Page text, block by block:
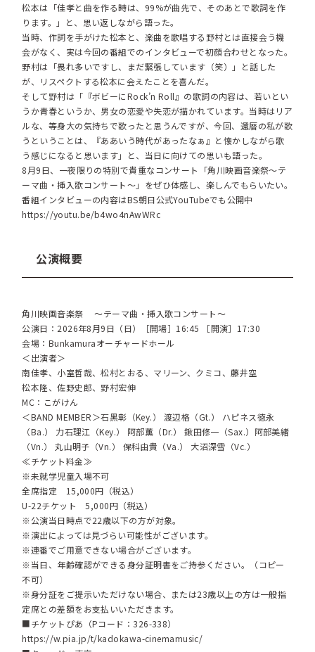
松本は「佳孝と曲を作る時は、99%が曲先で、そのあとで歌詞を作
ります。」と、思い返しながら語った。
当時、作詞を手がけた松本と、楽曲を歌唱する野村とは直接会う機
会がなく、実は今回の番組でのインタビューで初顔合わせとなった。
野村は「畏れ多いですし、まだ緊張しています（笑）」と話した
が、リスペクトする松本に会えたことを喜んだ。
そして野村は「『ボビーにRock’n Roll』の歌詞の内容は、若いとい
うか青春というか、男女の恋愛や失恋が描かれています。当時はリア
ルな、等身大の気持ちで歌ったと思うんですが、今回、還暦の私が歌
うということは、『ああいう時代があったなぁ』と懐かしながら歌
う感じになると思います」と、当日に向けての思いも語った。
8月9日、一夜限りの特別で貴重なコンサート「角川映画音楽祭〜テ
ーマ曲・挿入歌コンサート〜」をぜひ体感し、楽しんでもらいたい。
番組インタビューの内容はBS朝日公式YouTubeでも公開中
https://youtu.be/b4wo4nAwWRc
公演概要
角川映画音楽祭 ～テーマ曲・挿入歌コンサート～
公演日：2026年8月9日（日）［開場］16:45 ［開演］17:30
会場：Bunkamuraオーチャードホール
＜出演者＞
南佳孝、小室哲哉、松村とおる、マリーン、クミコ、藤井空
松本隆、佐野史郎、野村宏伸
MC：こがけん
＜BAND MEMBER＞⽯⿊彰（Key.） 渡辺格（Gt.） ハピネス徳永
（Ba.） ⼒⽯理江（Key.） 阿部薫（Dr.） 鍬⽥修⼀（Sax.）阿部美緒
（Vn.） 丸⼭明⼦（Vn.） 保科由貴（Va.） ⼤沼深雪（Vc.）
≪チケット料金≫
※未就学児童入場不可
全席指定 15,000円（税込）
U-22チケット 5,000円（税込）
※公演当日時点で22歳以下の方が対象。
※演出によっては見づらい可能性がございます。
※連番でご用意できない場合がございます。
※当日、年齢確認ができる身分証明書をご持参ください。（コピー
不可）
※身分証をご提示いただけない場合、または23歳以上の方は一般指
定席との差額をお支払いいただきます。
■チケットぴあ（Pコード：326-338）
https://w.pia.jp/t/kadokawa-cinemamusic/